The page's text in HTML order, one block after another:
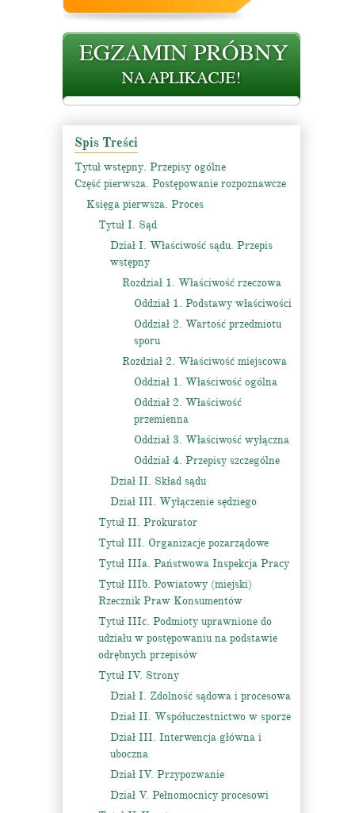
Spis Treści
Tytuł wstępny. Przepisy ogólne
Część pierwsza. Postępowanie rozpoznawcze
Księga pierwsza. Proces
Tytuł I. Sąd
Dział I. Właściwość sądu. Przepis
wstępny
Rozdział 1. Właściwość rzeczowa
Oddział 1. Podstawy właściwości
Oddział 2. Wartość przedmiotu
sporu
Rozdział 2. Właściwość miejscowa
Oddział 1. Właściwość ogólna
Oddział 2. Właściwość
przemienna
Oddział 3. Właściwość wyłączna
Oddział 4. Przepisy szczególne
Dział II. Skład sądu
Dział III. Wyłączenie sędziego
Tytuł II. Prokurator
Tytuł III. Organizacje pozarządowe
Tytuł IIIa. Państwowa Inspekcja Pracy
Tytuł IIIb. Powiatowy (miejski)
Rzecznik Praw Konsumentów
Tytuł IIIc. Podmioty uprawnione do
udziału w postępowaniu na podstawie
odrębnych przepisów
Tytuł IV. Strony
Dział I. Zdolność sądowa i procesowa
Dział II. Współuczestnictwo w sporze
Dział III. Interwencja główna i
uboczna
Dział IV. Przypozwanie
Dział V. Pełnomocnicy procesowi